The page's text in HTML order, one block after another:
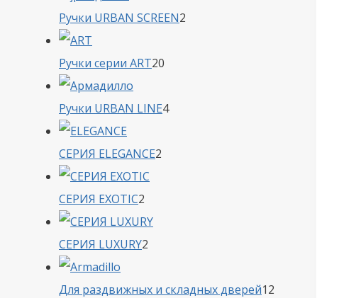
Ручки URBAN SCREEN2
Ручки серии ART20
Ручки URBAN LINE44
СЕРИЯ ELEGANCE2
СЕРИЯ EXOTIC2
товара
СЕРИЯ LUXURY2
Для раздвижных и складных дверей12